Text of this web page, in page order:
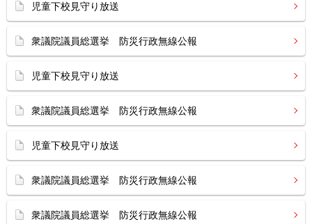
児童下校見守り放送
衆議院議員総選挙 防災行政無線公報
児童下校見守り放送
衆議院議員総選挙 防災行政無線公報
児童下校見守り放送
衆議院議員総選挙 防災行政無線公報
衆議院議員総選挙 防災行政無線公報